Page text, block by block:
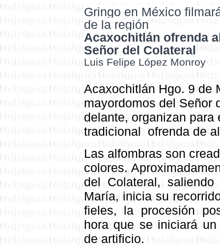
Gringo en México
de la región
Acaxochitlán ofrenda
Señor del Colateral
Luis Felipe López Monroy
Acaxochitlán Hgo. 9 de
mayordomos del Señor
delante, organizan para
tradicional ofrenda de
Las alfombras son
colores.
del Colateral, saliendo
María, inicia su
fieles, la procesión
hora que se iniciará
de artificio.